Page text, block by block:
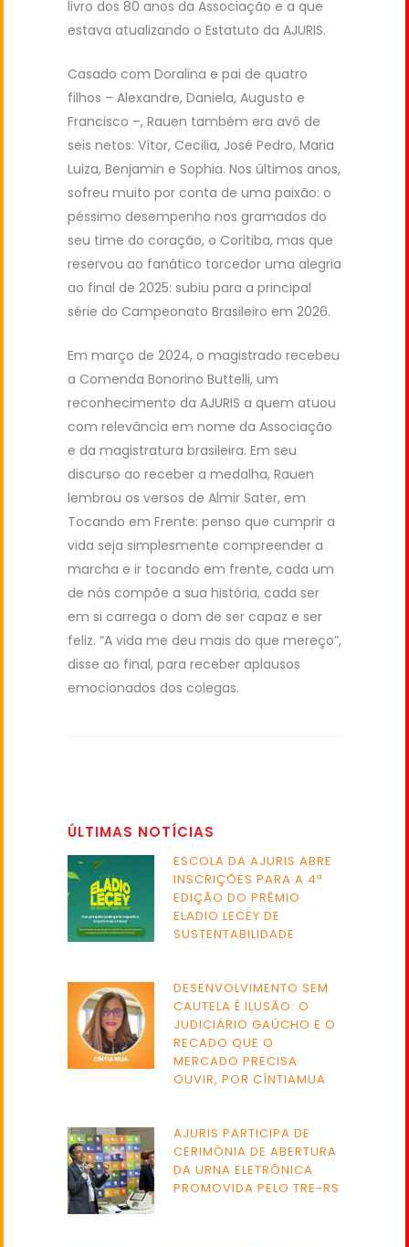
livro dos 80 anos da Associação e a que
estava atualizando o Estatuto da AJURIS.
Casado com Doralina e pai de quatro
filhos – Alexandre, Daniela, Augusto e
Francisco –, Rauen também era avô de
seis netos: Vítor, Cecilia, José Pedro, Maria
Luiza, Benjamin e Sophia. Nos últimos anos,
sofreu muito por conta de uma paixão: o
péssimo desempenho nos gramados do
seu time do coração, o Coritiba, mas que
reservou ao fanático torcedor uma alegria
ao final de 2025: subiu para a principal
série do Campeonato Brasileiro em 2026.
Em março de 2024, o magistrado recebeu
a Comenda Bonorino Buttelli, um
reconhecimento da AJURIS a quem atuou
com relevância em nome da Associação
e da magistratura brasileira. Em seu
discurso ao receber a medalha, Rauen
lembrou os versos de Almir Sater, em
Tocando em Frente: penso que cumprir a
vida seja simplesmente compreender a
marcha e ir tocando em frente, cada um
de nós compõe a sua história, cada ser
em si carrega o dom de ser capaz e ser
feliz. “A vida me deu mais do que mereço”,
disse ao final, para receber aplausos
emocionados dos colegas.
ÚLTIMAS NOTÍCIAS
ESCOLA DA AJURIS ABRE
INSCRIÇÕES PARA A 4ª
EDIÇÃO DO PRÊMIO
ELADIO LECEY DE
SUSTENTABILIDADE
DESENVOLVIMENTO SEM
CAUTELA É ILUSÃO: O
JUDICIÁRIO GAÚCHO E O
RECADO QUE O
MERCADO PRECISA
OUVIR, POR CÍNTIAMUA
AJURIS PARTICIPA DE
CERIMÔNIA DE ABERTURA
DA URNA ELETRÔNICA
PROMOVIDA PELO TRE-RS